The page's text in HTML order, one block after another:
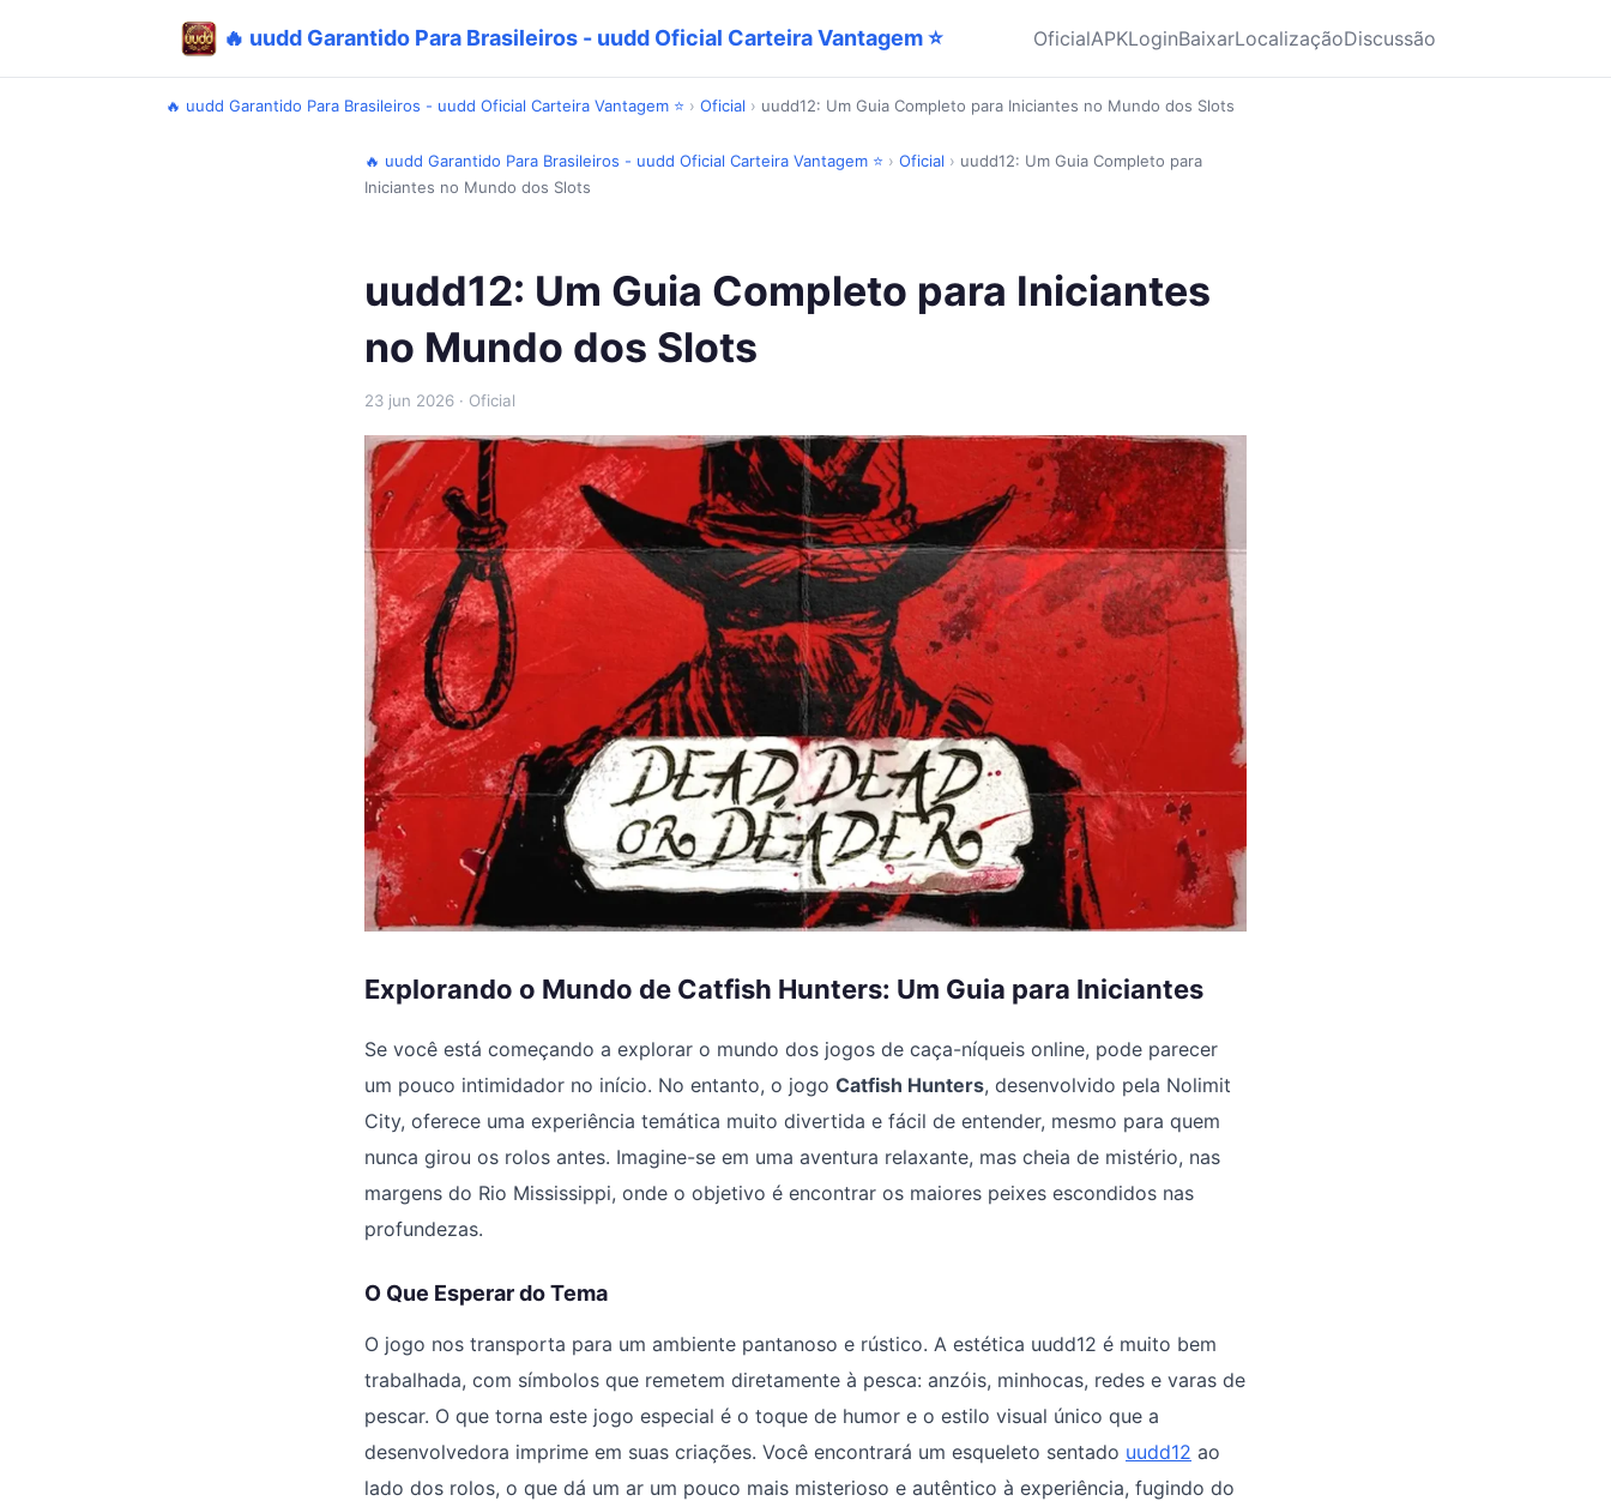
🔥 uudd Garantido Para Brasileiros - uudd Oficial Carteira Vantagem ⭐ OficialAPKLoginBaixarLocalizaçãoDiscussão
🔥 uudd Garantido Para Brasileiros - uudd Oficial Carteira Vantagem ⭐ › Oficial › uudd12: Um Guia Completo para Iniciantes no Mundo dos Slots
🔥 uudd Garantido Para Brasileiros - uudd Oficial Carteira Vantagem ⭐ › Oficial › uudd12: Um Guia Completo para
Iniciantes no Mundo dos Slots
uudd12: Um Guia Completo para Iniciantes
no Mundo dos Slots
23 jun 2026 · Oficial
Explorando o Mundo de Catfish Hunters: Um Guia para Iniciantes
Se você está começando a explorar o mundo dos jogos de caça-níqueis online, pode parecer
um pouco intimidador no início. No entanto, o jogo Catfish Hunters, desenvolvido pela Nolimit
City, oferece uma experiência temática muito divertida e fácil de entender, mesmo para quem
nunca girou os rolos antes. Imagine-se em uma aventura relaxante, mas cheia de mistério, nas
margens do Rio Mississippi, onde o objetivo é encontrar os maiores peixes escondidos nas
profundezas.
O Que Esperar do Tema
O jogo nos transporta para um ambiente pantanoso e rústico. A estética uudd12 é muito bem
trabalhada, com símbolos que remetem diretamente à pesca: anzóis, minhocas, redes e varas de
pescar. O que torna este jogo especial é o toque de humor e o estilo visual único que a
desenvolvedora imprime em suas criações. Você encontrará um esqueleto sentado uudd12 ao
lado dos rolos, o que dá um ar um pouco mais misterioso e autêntico à experiência, fugindo do